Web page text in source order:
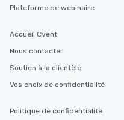
Plateforme de webinaire
Accueil Cvent
Nous contacter
Soutien à la clientèle
Vos choix de confidentialité
Politique de confidentialité